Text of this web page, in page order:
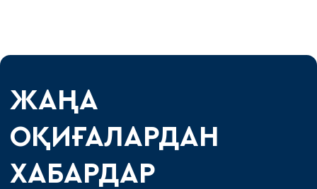
ЖАҢА
ОҚИҒАЛАРДАН
ХАБАРДАР